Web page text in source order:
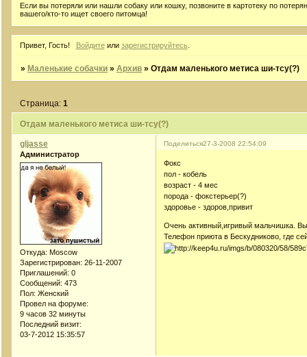
Если вы потеряли или нашли собаку или кошку, позвоните в картотеку по
вашего/кто-то ищет своего питомца!
Привет, Гость! Войдитеили зарегистрируйтесь
» Маленькие собачки »Архив »Отдам маленького метиса ши-тсу(?)
Отдам маленького метиса ши-тсу(?)
Страница:1
Поделиться27-3-2008 22:54:09
gljasse
Администратор
Откуда: Moscow
Зарегистрирован: 26-11-2007
Приглашений: 0
Сообщений: 473
Пол: Женский
Провел на форуме:
9 часов 32 минуты
Последний визит:
03-7-2012 15:35:57
Фокс
пол - кобель
возраст - 4 мес
порода - фокстерьер(?)
здоровье - здоров,привит
Очень активный,игривый мальчишка.
Телефон приюта в Бескудниково, где